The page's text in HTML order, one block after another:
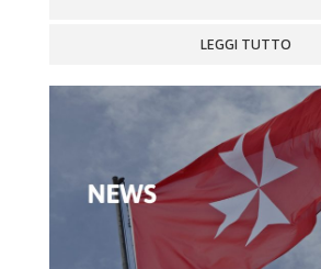
LEGGI TUTTO